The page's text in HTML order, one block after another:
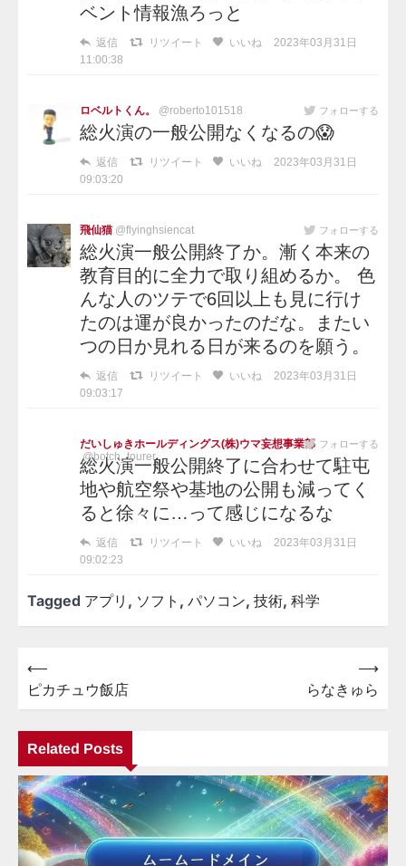
ベント情報漁ろっと
返信 リツイート いいね
2023年03月31日
11:00:38
ロベルトくん。 @roberto101518 フォローする
総火演の一般公開なくなるの😱
返信 リツイート いいね
2023年03月31日
09:03:20
飛仙猫 @flyinghsiencat フォローする
総火演一般公開終了か。漸く本来の
教育目的に全力で取り組めるか。 色
んな人のツテで6回以上も見に行け
たのは運が良かったのだな。またい
つの日か見れる日が来るのを願う。
返信 リツイート いいね
2023年03月31日
09:03:17
だいしゅきホールディングス(株)ウマ妄想事業部
@botch_tourer
フォローする
総火演一般公開終了に合わせて駐屯
地や航空祭や基地の公開も減ってく
ると徐々に…って感じになるな
返信 リツイート いいね
2023年03月31日
09:02:23
Tagged アプリ , ソフト , パソコン, 技術, 科学
投
稿
ナ
ビ
ゲ
ー
シ
⟵
ピカチュウ飯店
らなきゅら
⟶
Related Posts